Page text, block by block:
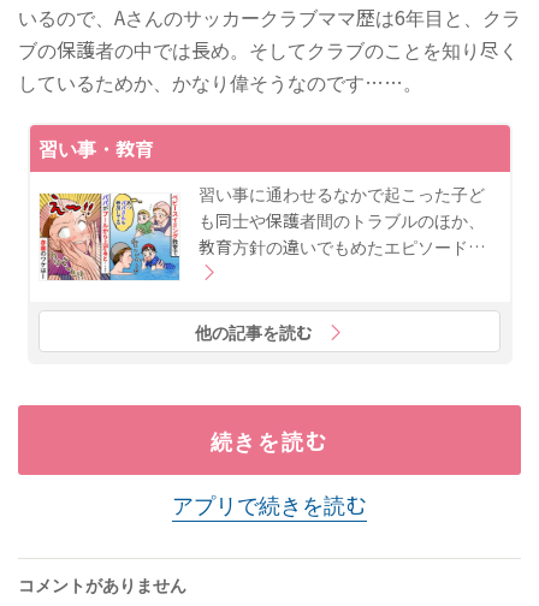
いるので、Aさんのサッカークラブママ歴は6年目と、クラ
ブの保護者の中では長め。そしてクラブのことを知り尽く
しているためか、かなり偉そうなのです……。
習い事・教育
習い事に通わせるなかで起こった子ど
も同士や保護者間のトラブルのほか、
教育方針の違いでもめたエピソード…
他の記事を読む
続きを読む
アプリで続きを読む
コメントがありません